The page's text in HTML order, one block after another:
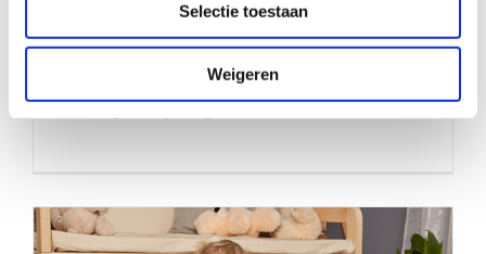
Selectie toestaan
Weigeren
Geef jij een van deze jonge zusjes
een fijne speelplek?